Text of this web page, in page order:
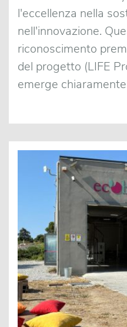
l'eccellenza nella
nell'innovazione.
riconoscimento
del progetto (LIFE
emerge chiaramente